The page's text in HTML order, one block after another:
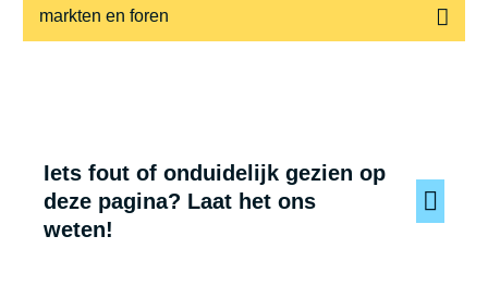
markten en foren
Iets fout of onduidelijk gezien op
deze pagina? Laat het ons
weten!